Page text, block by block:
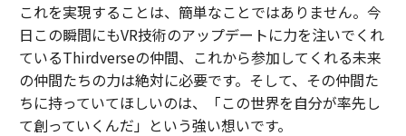
これを実現することは、簡単なことではありません。今
日この瞬間にもVR技術のアップデートに力を注いでくれ
ているThirdverseの仲間、これから参加してくれる未来
の仲間たちの力は絶対に必要です。そして、その仲間た
ちに持っていてほしいのは、「この世界を自分が率先し
て創っていくんだ」という強い想いです。